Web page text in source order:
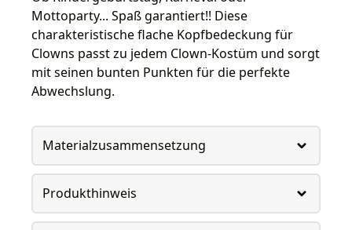
Mottoparty... Spaß garantiert!! Diese
charakteristische flache Kopfbedeckung für
Clowns passt zu jedem Clown-Kostüm und sorgt
mit seinen bunten Punkten für die perfekte
Abwechslung.
Materialzusammensetzung
Produkthinweis